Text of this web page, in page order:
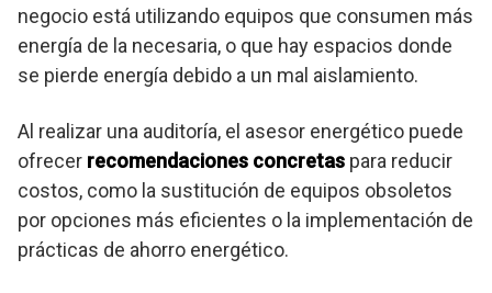
negocio está utilizando equipos que consumen más
energía de la necesaria, o que hay espacios donde
se pierde energía debido a un mal aislamiento.
Al realizar una auditoría, el asesor energético puede
ofrecer recomendaciones concretas para reducir
costos, como la sustitución de equipos obsoletos
por opciones más eficientes o la implementación de
prácticas de ahorro energético.